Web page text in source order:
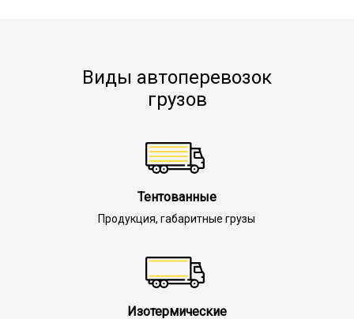
Виды автоперевозок
грузов
Тентованные
Продукция, габаритные грузы
Изотермические